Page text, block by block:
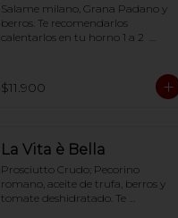
Salame milano, Grana Padano y
berros. Te recomendarlos
calentarlos en tu horno 1 a 2
$11.900
La Vita è Bella
Prosciutto Crudo; Pecorino
romano, aceite de trufa, berros y
tomate deshidratado. Te